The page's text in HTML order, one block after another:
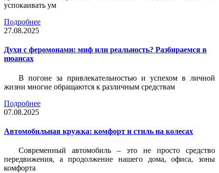
успокаивать ум
Подробнее
27.08.2025
Духи с феромонами: миф или реальность? Разбираемся в
нюансах
В погоне за привлекательностью и успехом в личной
жизни многие обращаются к различным средствам
Подробнее
07.08.2025
Автомобильная кружка: комфорт и стиль на колесах
Современный автомобиль – это не просто средство
передвижения, а продолжение нашего дома, офиса, зоны
комфорта